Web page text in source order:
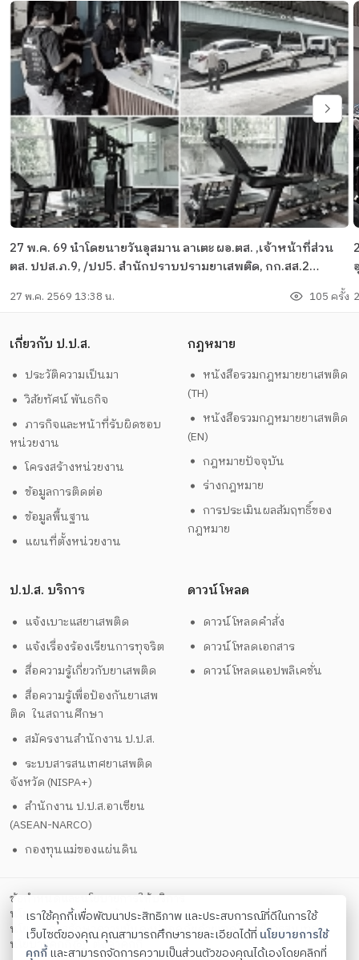
27 พ.ค. 69 นำโดยนายวันอุสมาน ลาเตะ ผอ.ตส. ,เจ้าหน้าที่ส่วน
ตส. ปปส.ภ.9, /ปป5. สำนักปราบปรามยาเสพติด, กก.สส.2
นายXX ผู้ต้องหากับพวก ได้ทำการตรวจค้น/ตรวจยึดทรัพย์สิน
27 พ.ค. 2569 13:38 น. 105 ครั้ง
เกี่ยวกับ ป.ป.ส.
ประวัติความเป็นมา
วิสัยทัศน์ พันธกิจ
ภารกิจและหน้าที่รับผิดชอบ
หน่วยงาน
โครงสร้างหน่วยงาน
ข้อมูลการติดต่อ
ข้อมูลพื้นฐาน
แผนที่ตั้งหน่วยงาน
กฎหมาย
หนังสือรวมกฎหมายยาเสพติด
(TH)
หนังสือรวมกฎหมายยาเสพติด
(EN)
กฎหมายปัจจุบัน
ร่างกฎหมาย
การประเมินผลสัมฤทธิ์ของ
กฎหมาย
ป.ป.ส. บริการ
แจ้งเบาะแสยาเสพติด
แจ้งเรื่องร้องเรียนการทุจริต
สื่อความรู้เกี่ยวกับยาเสพติด
สื่อความรู้เพื่อป้องกันยาเสพ
ติด ในสถานศึกษา
สมัครงานสำนักงาน ป.ป.ส.
ระบบสารสนเทศยาเสพติด
จังหวัด (NISPA+)
สำนักงาน ป.ป.ส.อาเซียน
(ASEAN-NARCO)
กองทุนแม่ของแผ่นดิน
ดาวน์โหลด
ดาวน์โหลดคำสั่ง
ดาวน์โหลดเอกสาร
ดาวน์โหลดแอปพลิเคชั่น
ข้อกำหนดและนโยบายการให้บริการ
นโยบายการคุ้มครองข้อมูลส่วนบุคคล
นโยบายการรักษาความมั่นคงปลอดภัยด้วยเทคโนโลยีสารสนเทศ
นโยบายคุกกี้
ตั้งค่าคุกกี้
เราใช้คุกกี้เพื่อพัฒนาประสิทธิภาพ และประสบการณ์ที่ดีในการใช้
เว็บไซต์ของคุณ คุณสามารถศึกษารายละเอียดได้ที่ นโยบายการใช้
คุกกี้และสามารถจัดการความเป็นส่วนตัวของคุณได้เองโดยคลิกที่